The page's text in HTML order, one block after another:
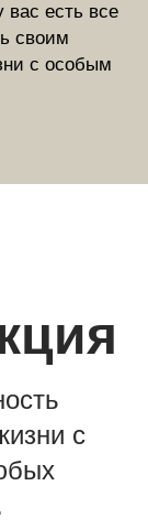
вас есть все
своим
с особым
с